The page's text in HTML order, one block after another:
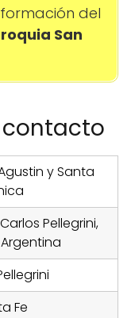
del
San
contacto
y Santa
Pellegrini,
Fe